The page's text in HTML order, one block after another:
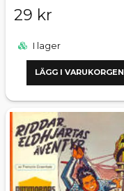
29 kr
I lager
LÄGG I VARUKORGEN